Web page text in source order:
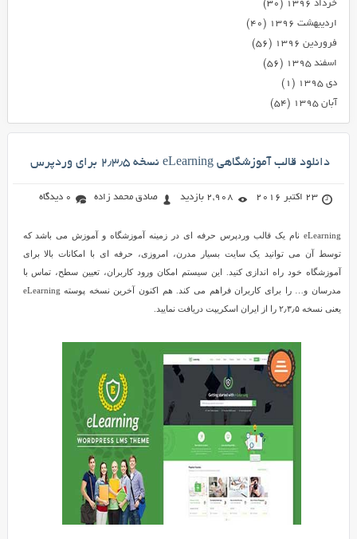
خرداد ۱۳۹۶
(۳۰)
اردیبهشت ۱۳۹۶
(۴۰)
فروردین ۱۳۹۶
(۵۶)
اسفند ۱۳۹۵
(۵۶)
دی ۱۳۹۵
(۱)
آبان ۱۳۹۵
(۵۴)
دانلود قالب آموزشگاهی eLearning نسخه ۲٫۳٫۵ برای وردپرس
23 اکتبر 2016 2,908 بازدید صادق محمد زاده 0 دیدگاه
eLearning نام یک قالب وردپرس حرفه ای در زمینه آموزشگاه و آموزش می باشد که
توسط آن می توانید یک سایت بسیار مدرن، امروزی، حرفه ای با امکانات بالا برای
آموزشگاه خود راه اندازی کنید. این سیستم امکان ورود کاربران، تعیین سطح، تماس با
مدرسان و… را برای کاربران فراهم می کند. هم اکنون آخرین نسخه پوسته eLearning
یعنی نسخه ۲٫۳٫۵ را از ایران اسکریپت دریافت نمایید.